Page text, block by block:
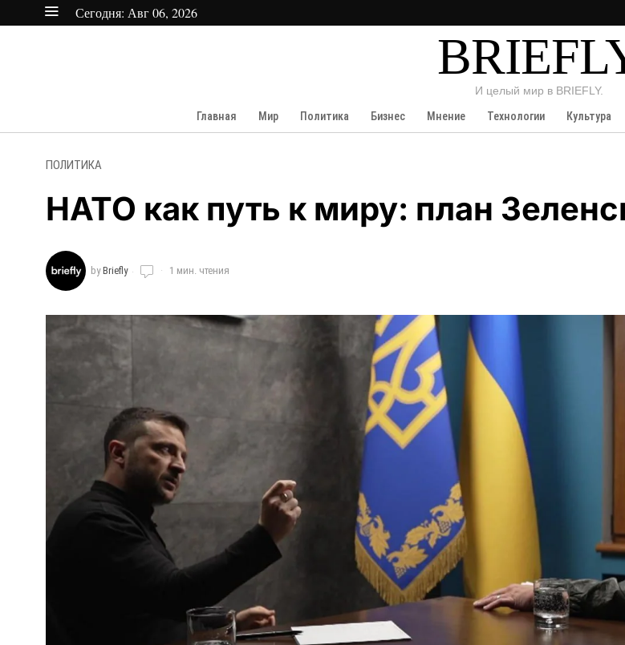
Сегодня: Авг 06, 2026
И целый мир в BRIEFLY.
Главная
Мир Политика Бизнес Мнение Технологии Культура
ПОЛИТИКА
НАТО как путь к миру: план
byBriefly 1 мин. чтения